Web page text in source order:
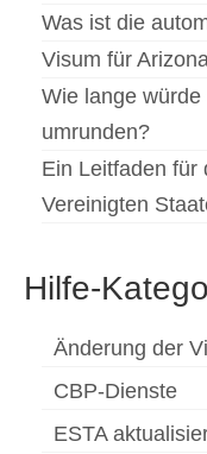
Was ist die
Visum für
Wie lange
umrunden?
Ein Leitfaden für
Vereinigten
Hilfe-
Änderung der
CBP-Dienste
ESTA